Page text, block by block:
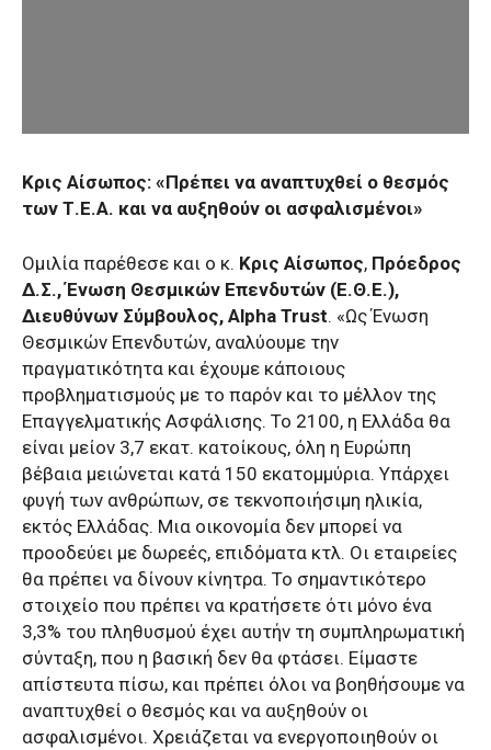
Κρις Αίσωπος: «Πρέπει να αναπτυχθεί ο θεσμός
των Τ.Ε.Α. και να αυξηθούν οι ασφαλισμένοι»
Ομιλία παρέθεσε και ο κ. Κρις Αίσωπος, Πρόεδρος
Δ.Σ., Ένωση Θεσμικών Επενδυτών (Ε.Θ.Ε.),
Διευθύνων Σύμβουλος, Alpha Trust. «Ως Ένωση
Θεσμικών Επενδυτών, αναλύουμε την
πραγματικότητα και έχουμε κάποιους
προβληματισμούς με το παρόν και το μέλλον της
Επαγγελματικής Ασφάλισης. Το 2100, η Ελλάδα θα
είναι μείον 3,7 εκατ. κατοίκους, όλη η Ευρώπη
βέβαια μειώνεται κατά 150 εκατομμύρια. Υπάρχει
φυγή των ανθρώπων, σε τεκνοποιήσιμη ηλικία,
εκτός Ελλάδας. Μια οικονομία δεν μπορεί να
προοδεύει με δωρεές, επιδόματα κτλ. Οι εταιρείες
θα πρέπει να δίνουν κίνητρα. Το σημαντικότερο
στοιχείο που πρέπει να κρατήσετε ότι μόνο ένα
3,3% του πληθυσμού έχει αυτήν τη συμπληρωματική
σύνταξη, που η βασική δεν θα φτάσει. Είμαστε
απίστευτα πίσω, και πρέπει όλοι να βοηθήσουμε να
αναπτυχθεί ο θεσμός και να αυξηθούν οι
ασφαλισμένοι. Χρειάζεται να ενεργοποιηθούν οι